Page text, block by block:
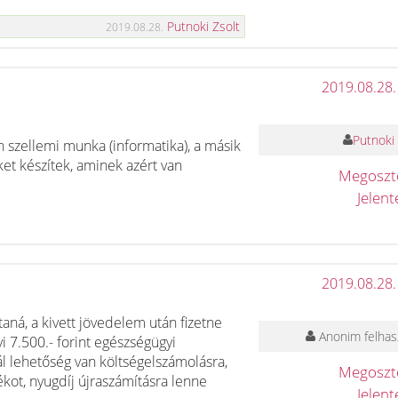
2019.08.28. Putnoki Zsolt
szellemi munka (informatika), a másik
készítek, aminek azért van
a kivett jövedelem után fizetne
7.500.- forint egészségügyi
lehetőség van költségelszámolásra,
nyugdíj újraszámításra lenne
Anonim